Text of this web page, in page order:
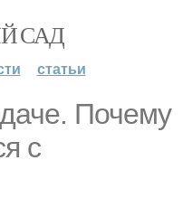
САД
статьи
Почему
с